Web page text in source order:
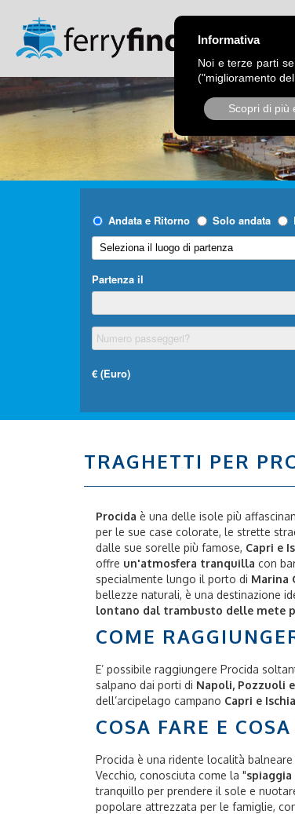
CHI
TRAGHETTI PER
Procida è una delle isole più
per le sue case colorate, le strette
dalle sue sorelle più famose, Capri e
offre un'atmosfera tranquilla con
specialmente lungo il porto di Marina
bellezze naturali, è una destinazione
lontano dal trambusto delle mete
COME
E’ possibile raggiungere Procida
salpano dai porti di Napoli, Pozzuoli
dell’arcipelago campano Capri e
COSA FARE E
Procida è una ridente località
Vecchio, conosciuta come la "
tranquillo per prendere il sole e
popolare attrezzata per le famiglie,
Informativa
Noi e terze parti
("miglioramento
Scopri di più